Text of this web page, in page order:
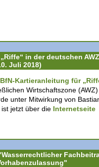
in der deutschen AWZ
Juli 2018)
BfN-Kartieranleitung für
Wirtschaftszone (AWZ)
unter Mitwirkung von
jetzt über die Internetseite